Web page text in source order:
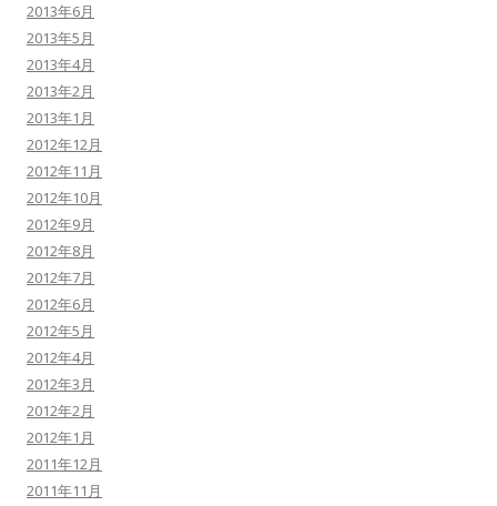
2013年6月
2013年5月
2013年4月
2013年2月
2013年1月
2012年12月
2012年11月
2012年10月
2012年9月
2012年8月
2012年7月
2012年6月
2012年5月
2012年4月
2012年3月
2012年2月
2012年1月
2011年12月
2011年11月